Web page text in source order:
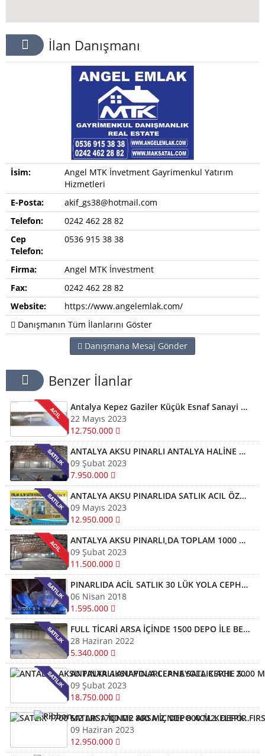
İlan Danışmanı
İsim:
Angel MTK İnvetment Gayrimenkul Yatırım
Hizmetleri
E-Posta:
akif_gs38@hotmail.com
Telefon:
0242 462 28 82
Cep
Telefon:
0536 915 38 38
Firma:
Angel MTK İnvestment
Fax:
0242 462 28 82
Website:
https://www.angelemlak.com/
Danışmanın Tüm İlanlarını Göster
Danışmana Mesaj Gönder
Benzer İlanlar
Antalya Kepez Gaziler Küçük Esnaf Sanayi Sİtesi Satılık Dükkan
22 Mayıs 2023
12.750.000
ANTALYA AKSU PINARLI ANTALYA HALİNE 7 KM SATLIK 1850 M2 İÇİNDE DEPO 700 M2 MÜSTAKİL TARLA İÇERİSİNDE DEPO
09 Şubat 2023
7.950.000
ANTALYA AKSU PINARLIDA SATLIK ACIL ÖZEL OFİS İLE BERABER 2000 M2 DEPO
09 Mayıs 2023
12.950.000
ANTALYA AKSU PINARLI,DA TOPLAM 1000 M2 KAPALI ALAN VE İŞLETME BİNASI SIFIR
09 Şubat 2023
11.500.000
PINARLIDA ACİL SATLIK 30 LÜK YOLA CEPHE 200 M2 KİRACILI DÜKKAN
06 Nisan 2018
1.595.000
FULL TİCARİ ARSA İÇİNDE 1500 DEPO İLE BERABER SATLIK ACİL
28 Haziran 2022
5.340.000
ANTALYA AKSU PINARLI ANAYOLA CEPHE SATLIK ACIL 2000 M2 NİN 1200 M2 DEPO
09 Şubat 2023
18.750.000
SATLIK 1700 M2 ARSA İÇNDE 800 M2. DEPO ACİL KELEPİR FIRSAT
09 Haziran 2023
12.950.000